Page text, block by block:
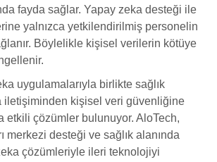
fayda sağlar. Yapay zeka desteği ile
yalnızca yetkilendirilmiş personelin
Böylelikle kişisel verilerin kötüye
uygulamalarıyla birlikte sağlık
iletişiminden kişisel veri güvenliğine
etkili çözümler bulunuyor. AloTech,
merkezi desteği ve sağlık alanında
çözümleriyle ileri teknolojiyi